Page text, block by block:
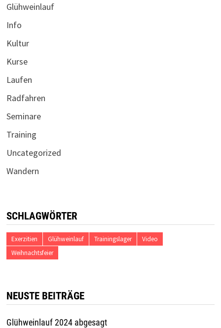
Glühweinlauf
Info
Kultur
Kurse
Laufen
Radfahren
Seminare
Training
Uncategorized
Wandern
SCHLAGWÖRTER
Exerzitien Glühweinlauf Trainingslager
Video
Weihnachtsfeier
NEUSTE BEITRÄGE
Glühweinlauf 2024 abgesagt